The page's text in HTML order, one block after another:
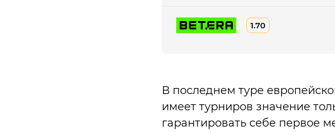
1.70
В последнем туре
имеет турниров значение
гарантировать себе первое